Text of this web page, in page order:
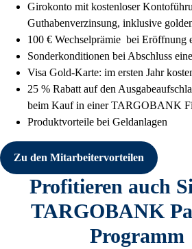
Girokonto mit kostenloser
Guthabenverzinsung, inklusive
100 € Wechselprämie bei Eröffnung
Sonderkonditionen bei Abschluss
Visa Gold-Karte: im ersten Jahr
25 % Rabatt auf den
beim Kauf in einer TARGOBANK
Produktvorteile bei Geldanlagen
Zu den Mitarbeiter­vorteilen
Profitieren auch
TARGOBANK
Programm